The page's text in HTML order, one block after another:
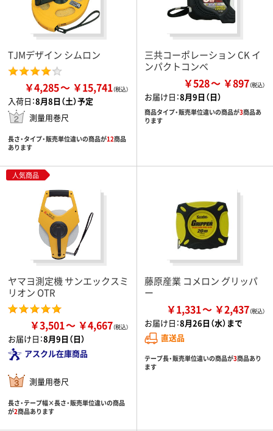
TJMデザイン シムロン
￥4,285 ￥15,741
入荷日：8月8日（土）予定
測量用巻尺
長さ・タイプ・販売単位違いの商品が12商品
あります
三共コーポレーション CK イ
ンパクトコンベ
￥528 ￥897
お届け日：8月9日（日）
商品タイプ・販売単位違いの商品が3商品あ
ります
人気商品
ヤマヨ測定機 サンエックスミ
リオン OTR
￥3,501 ￥4,667
お届け日：8月9日（日）
アスクル在庫商品
測量用巻尺
長さ・テープ幅×長さ・販売単位違いの商品
が2商品あります
藤原産業 コメロン グリッパ
ー
￥1,331 ￥2,437
お届け日：8月26日（水）まで
直送品
テープ長・販売単位違いの商品が3商品あり
ます